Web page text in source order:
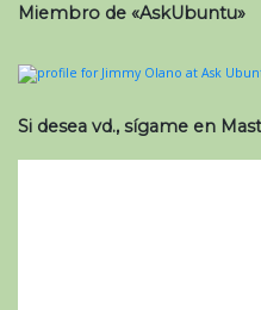
Miembro de «AskUbuntu»
Si desea vd., sígame en